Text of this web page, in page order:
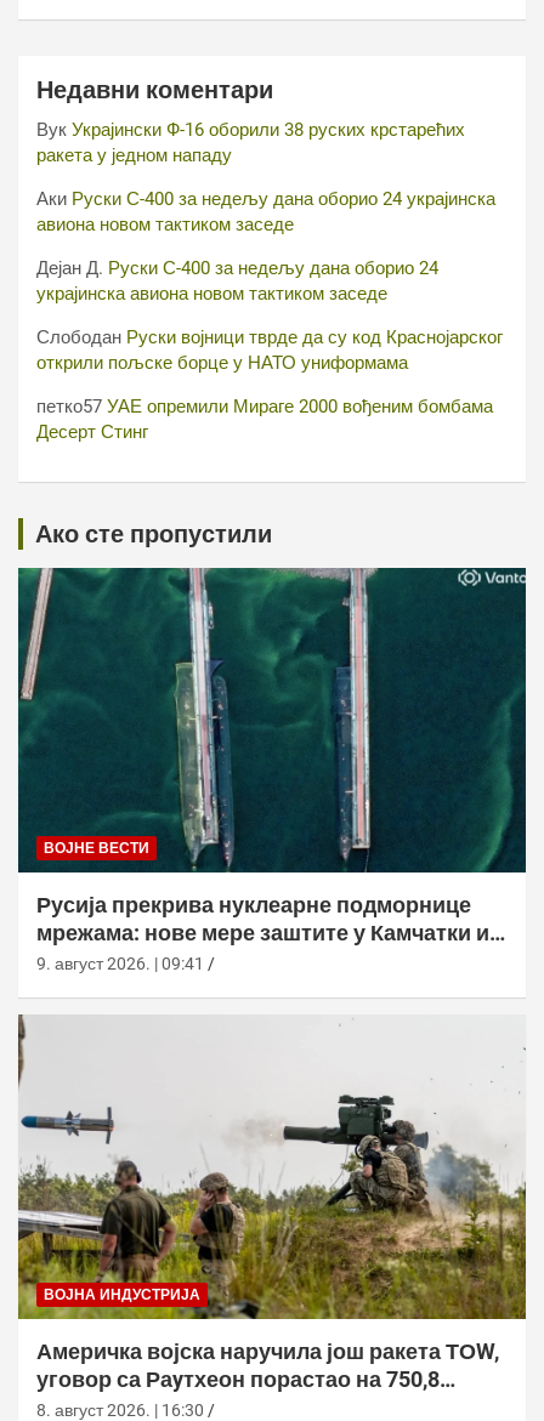
Недавни коментари
Вук Украјински Ф-16 оборили 38 руских крстарећих
ракета у једном нападу
Аки Руски С-400 за недељу дана оборио 24 украјинска
авиона новом тактиком заседе
Дејан Д. Руски С-400 за недељу дана оборио 24
украјинска авиона новом тактиком заседе
Слободан Руски војници тврде да су код Краснојарског
открили пољске борце у НАТО униформама
петко57 УАЕ опремили Мираге 2000 вођеним бомбама
Десерт Стинг
Ако сте пропустили
ВОЈНЕ ВЕСТИ
Русија прекрива нуклеарне подморнице
мрежама: нове мере заштите у Камчатки и
Новоросијску
9. август 2026. | 09:41
ВОЈНА ИНДУСТРИЈА
Америчка војска наручила још ракета ТОW,
уговор са Раyтхеон порастао на 750,8
милиона долара
8. август 2026. | 16:30